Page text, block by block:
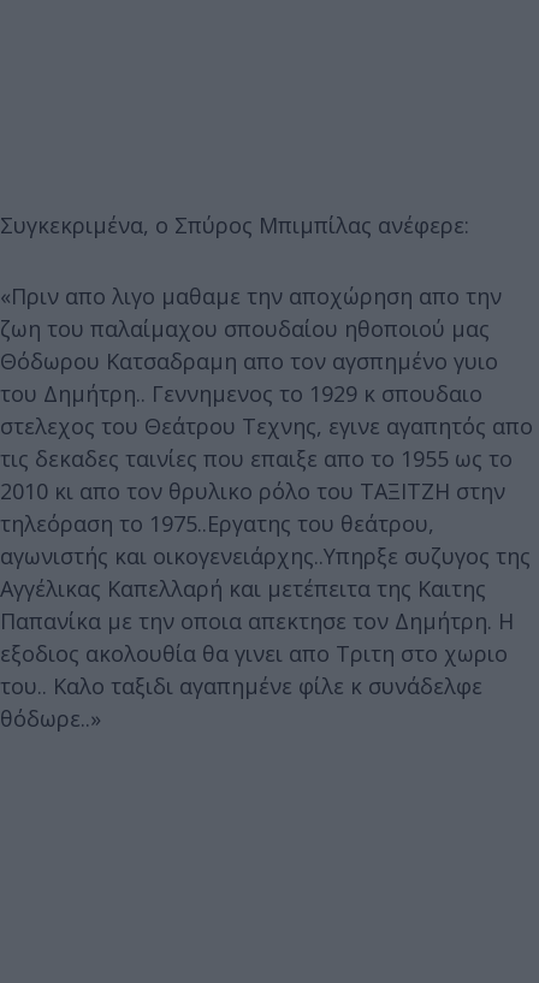
Συγκεκριμένα, ο Σπύρος Μπιμπίλας ανέφερε:
«Πριν απο λιγο μαθαμε την αποχώρηση απο την
ζωη του παλαίμαχου σπουδαίου ηθοποιού μας
Θόδωρου Κατσαδραμη απο τον αγσπημένο γυιο
του Δημήτρη.. Γεννημενος το 1929 κ σπουδαιο
στελεχος του Θεάτρου Τεχνης, εγινε αγαπητός απο
τις δεκαδες ταινίες που επαιξε απο το 1955 ως το
2010 κι απο τον θρυλικο ρόλο του ΤΑΞΙΤΖΗ στην
τηλεόραση το 1975..Εργατης του θεάτρου,
αγωνιστής και οικογενειάρχης..Υπηρξε συζυγος της
Αγγέλικας Καπελλαρή και μετέπειτα της Καιτης
Παπανίκα με την οποια απεκτησε τον Δημήτρη. Η
εξοδιος ακολουθία θα γινει απο Τριτη στο χωριο
του.. Καλο ταξιδι αγαπημένε φίλε κ συνάδελφε
θόδωρε..»